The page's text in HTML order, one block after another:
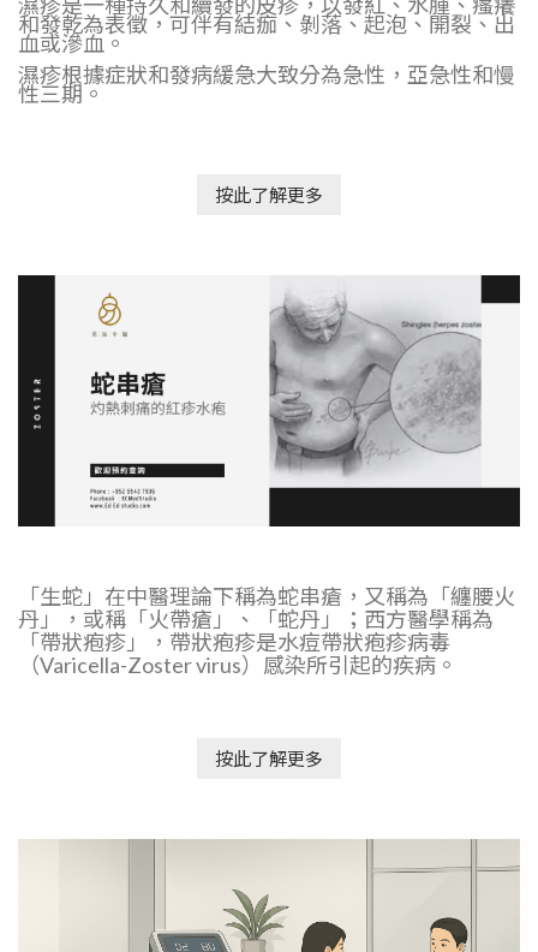
和發乾為表徵，可伴有結痂、剝落、起泡、開裂、出
血或滲血。
濕疹根據症狀和發病緩急大致分為急性，亞急性和慢
性三期。
按此了解更多
「生蛇」在中醫理論下稱為蛇串瘡，又稱為「纏腰火
丹」，或稱「火帶瘡」、「蛇丹」；西方醫學稱為
「帶狀疱疹」，帶狀疱疹是水痘帶狀疱疹病毒
（Varicella-Zoster virus）感染所引起的疾病。
按此了解更多